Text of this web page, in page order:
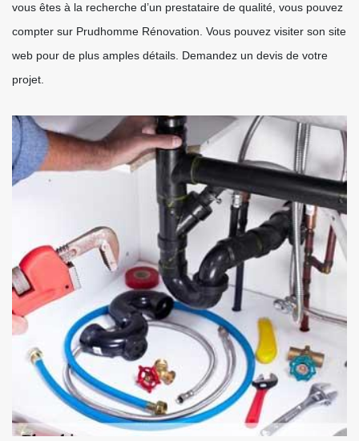
vous êtes à la recherche d’un prestataire de qualité, vous pouvez
compter sur Prudhomme Rénovation. Vous pouvez visiter son site
web pour de plus amples détails. Demandez un devis de votre
projet.